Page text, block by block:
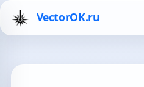
VectorOK.ru